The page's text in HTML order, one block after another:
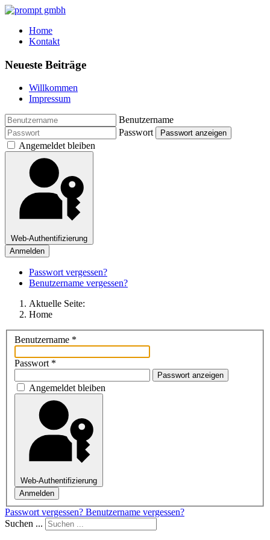
Home
Kontakt
Neueste Beiträge
Willkommen
Impressum
Benutzername
Passwort
Passwort anzeigen
Angemeldet bleiben
Web-Authentifizierung
Anmelden
Passwort vergessen?
Benutzername vergessen?
Aktuelle Seite:
Home
Benutzername *
Passwort *
Passwort anzeigen
Angemeldet bleiben
Web-Authentifizierung
Anmelden
Passwort vergessen? Benutzername vergessen?
Suchen ...